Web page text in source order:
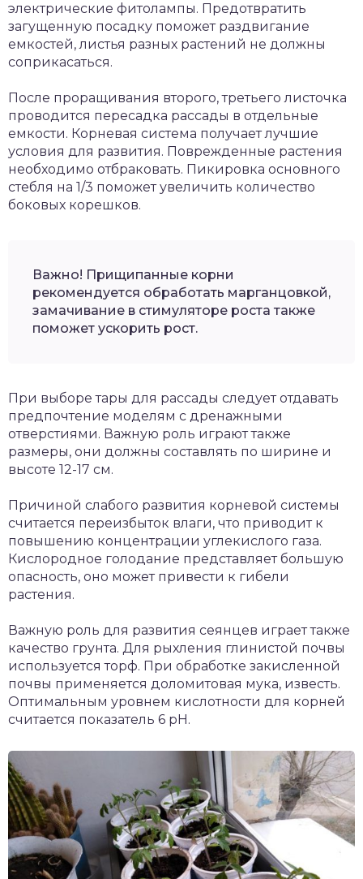
электрические фитолампы. Предотвратить
загущенную посадку поможет раздвигание
емкостей, листья разных растений не должны
соприкасаться.
После проращивания второго, третьего листочка
проводится пересадка рассады в отдельные
емкости. Корневая система получает лучшие
условия для развития. Поврежденные растения
необходимо отбраковать. Пикировка основного
стебля на 1/3 поможет увеличить количество
боковых корешков.
Важно! Прищипанные корни
рекомендуется обработать марганцовкой,
замачивание в стимуляторе роста также
поможет ускорить рост.
При выборе тары для рассады следует отдавать
предпочтение моделям с дренажными
отверстиями. Важную роль играют также
размеры, они должны составлять по ширине и
высоте 12-17 см.
Причиной слабого развития корневой системы
считается переизбыток влаги, что приводит к
повышению концентрации углекислого газа.
Кислородное голодание представляет большую
опасность, оно может привести к гибели
растения.
Важную роль для развития сеянцев играет также
качество грунта. Для рыхления глинистой почвы
используется торф. При обработке закисленной
почвы применяется доломитовая мука, известь.
Оптимальным уровнем кислотности для корней
считается показатель 6 pH.